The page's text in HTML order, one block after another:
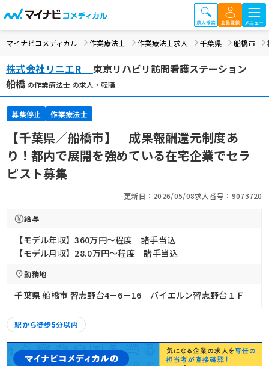
マイナビコメディカル 作業療法士 作業療法士求人 千葉県 船橋市
株式会社リニエR
東京リハビリ訪問看護ステーション
船橋 の作業療法士 の求人・転職
募集停止 作業療法士
【千葉県／船橋市】 成果報酬還元制度あ
り！都内で展開を強めている在宅企業でセラ
ピスト募集
更新日：2026/05/08求人番号：9073720
給与
【モデル年収】360万円〜程度 諸手当込
【モデル月収】28.0万円〜程度 諸手当込
勤務地
千葉県 船橋市 習志野台4－6－16 バイエルン習志野台１Ｆ
駅から徒歩5分以内